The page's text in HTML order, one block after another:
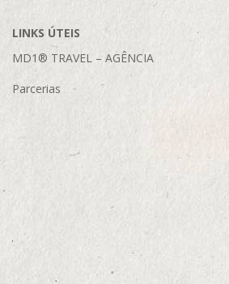
LINKS ÚTEIS
MD1® TRAVEL – AGÊNCIA
Parcerias